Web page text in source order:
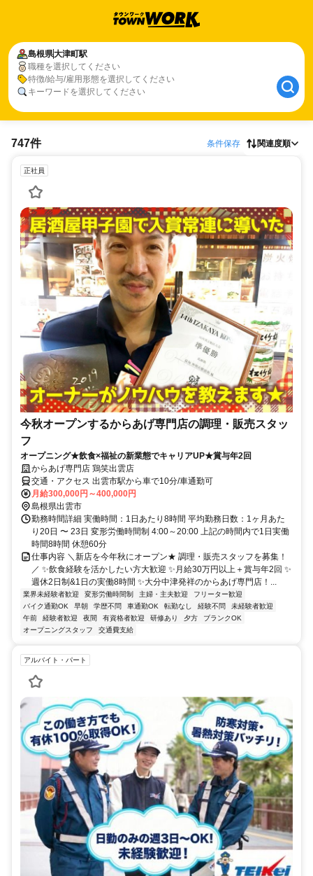
島根県大津町駅
職種を選択してください
特徴/給与/雇用形態を選択してください
キーワードを選択してください
747件 条件保存 関連度順
正社員
今秋オープンするからあげ専門店の調理・販売スタッ
フ
オープニング★飲食×福祉の新業態でキャリアUP★賞与年2回
からあげ専門店 鶏笑出雲店
交通・アクセス 出雲市駅から車で10分/車通勤可
月給300,000円～400,000円
島根県出雲市
勤務時間詳細 実働時間：1日あたり8時間 平均勤務日数：1ヶ月あた
り20日 〜 23日 変形労働時間制 4:00～20:00 上記の時間内で1日実働
時間8時間 休憩60分
仕事内容 ＼新店を今年秋にオープン★ 調理・販売スタッフを募集！
／ ✨飲食経験を活かしたい方大歓迎 ✨月給30万円以上＋賞与年2回 ✨
週休2日制&1日の実働8時間 ✨大分中津発祥のからあげ専門店！...
業界未経験者歓迎 変形労働時間制 主婦・主夫歓迎
フリーター歓迎
バイク通勤OK
早朝 学歴不問 車通勤OK 転勤なし 経験不問
未経験者歓迎
午前
経験者歓迎 夜間 有資格者歓迎 研修あり 夕方
ブランクOK
オープニングスタッフ
交通費支給
アルバイト・パート